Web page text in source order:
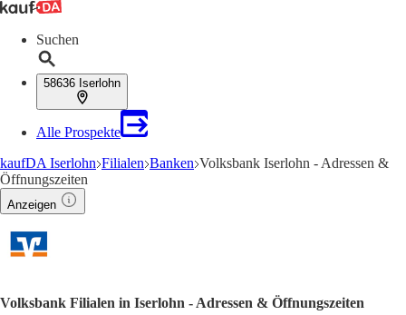
Suchen
58636 Iserlohn
Alle Prospekte
kaufDA Iserlohn Filialen Banken Volksbank Iserlohn - Adressen &
Öffnungszeiten
Anzeigen
Volksbank Filialen in Iserlohn - Adressen & Öffnungszeiten